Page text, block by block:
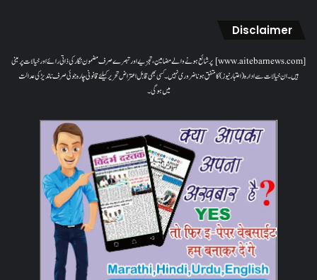
Disclaimer
[www.aitebarnews.com] پر شائع ہونے والے مضامین، تجزیے اور تبصرے صرف مضمون نگار کی ذاتی رائے اور خیالات پر مبنی
ہیں۔ ان خیالات سے ادارہ (اعتبار نیوز) کا متفق ہونا ضروری نہیں۔ کسی بھی قابل اعتراض تحریر کیلئے قانونی چارہ جوئی صرف ناندیڑ کی عدالت
میں ہوگی۔